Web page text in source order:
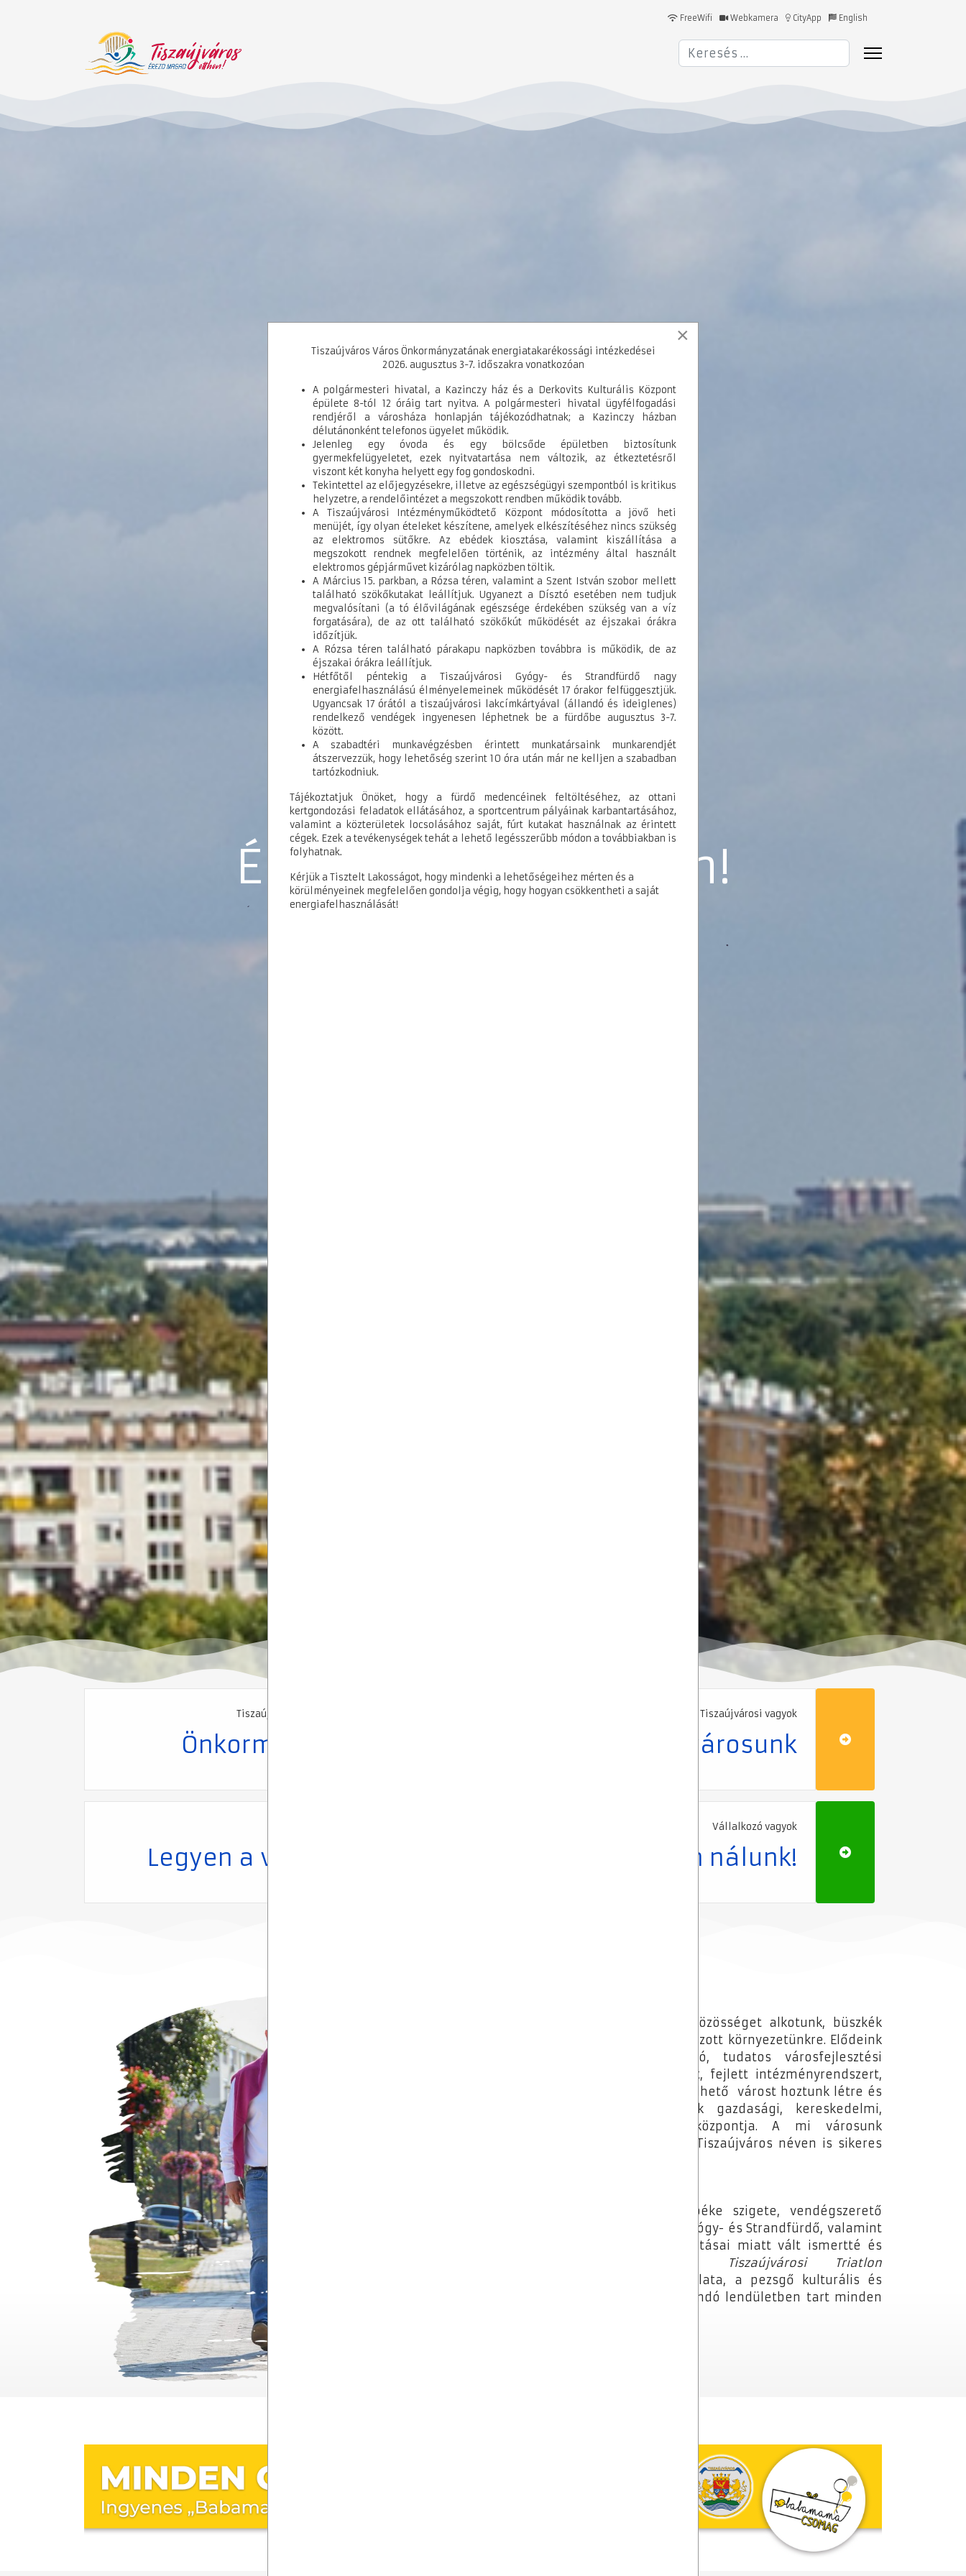
FreeWifi Webkamera CityApp English
Keresés...
Érezd magad otthon!
Tiszaújváros Város Önkormányzata
Önkormányzatunk
Tiszaújvárosi vagyok
A mi városunk
Legyen a vendégünk!
Vállalkozó vagyok
Vállalkozzon nálunk!
Mi, tiszaújvárosiak összetartó közösséget alkotunk, büszkék
vagyunk a biztonságos és gondozott környezetünkre. Elődeink
nyomdokain haladva, előrelátó, tudatos városfejlesztési
politikával kiváló infrastruktúrát, fejlett intézményrendszert,
európai színvonalú, esztétikus, élhető várost hoztunk létre és
működtetünk, mely a környék gazdasági, kereskedelmi,
kulturális és egészségügyi központja. A mi városunk
Tiszaszederkény, Leninváros és Tiszaújváros néven is sikeres
Városunk a nyugalom és a béke szigete, vendégszerető
emberek otthona. Nemcsak a Gyógy- és Strandfürdő, valamint
a Sportcentrum kiváló szolgáltatásai miatt vált ismertté és
Tiszaújvárosi Triatlon
utánozhatatlan hangulata, a pezsgő kulturális és
sportélet fiatalossá tesz és állandó lendületben tart minden
×
Tiszaújváros Város Önkormányzatának energiatakarékossági intézkedései
2026. augusztus 3-7. időszakra vonatkozóan
A polgármesteri hivatal, a Kazinczy ház és a Derkovits Kulturális Központ
épülete 8-tól 12 óráig tart nyitva. A polgármesteri hivatal ügyfélfogadási
rendjéről a városháza honlapján tájékozódhatnak; a Kazinczy házban
délutánonként telefonos ügyelet működik.
Jelenleg egy óvoda és egy bölcsőde épületben biztosítunk
gyermekfelügyeletet, ezek nyitvatartása nem változik, az étkeztetésről
viszont két konyha helyett egy fog gondoskodni.
Tekintettel az előjegyzésekre, illetve az egészségügyi szempontból is kritikus
helyzetre, a rendelőintézet a megszokott rendben működik tovább.
A Tiszaújvárosi Intézményműködtető Központ módosította a jövő heti
menüjét, így olyan ételeket készítene, amelyek elkészítéséhez nincs szükség
az elektromos sütőkre. Az ebédek kiosztása, valamint kiszállítása a
megszokott rendnek megfelelően történik, az intézmény által használt
elektromos gépjárművet kizárólag napközben töltik.
A Március 15. parkban, a Rózsa téren, valamint a Szent István szobor mellett
található szökőkutakat leállítjuk. Ugyanezt a Dísztó esetében nem tudjuk
megvalósítani (a tó élővilágának egészsége érdekében szükség van a víz
forgatására), de az ott található szökőkút működését az éjszakai órákra
időzítjük.
A Rózsa téren található párakapu napközben továbbra is működik, de az
éjszakai órákra leállítjuk.
Hétfőtől péntekig a Tiszaújvárosi Gyógy- és Strandfürdő nagy
energiafelhasználású élményelemeinek működését 17 órakor felfüggesztjük.
Ugyancsak 17 órától a tiszaújvárosi lakcímkártyával (állandó és ideiglenes)
rendelkező vendégek ingyenesen léphetnek be a fürdőbe augusztus 3-7.
között.
A szabadtéri munkavégzésben érintett munkatársaink munkarendjét
átszervezzük, hogy lehetőség szerint 10 óra után már ne kelljen a szabadban
tartózkodniuk.
Tájékoztatjuk Önöket, hogy a fürdő medencéinek feltöltéséhez, az ottani
kertgondozási feladatok ellátásához, a sportcentrum pályáinak karbantartásához,
valamint a közterületek locsolásához saját, fúrt kutakat használnak az érintett
cégek. Ezek a tevékenységek tehát a lehető legésszerűbb módon a továbbiakban is
folyhatnak.
Kérjük a Tisztelt Lakosságot, hogy mindenki a lehetőségeihez mérten és a
körülményeinek megfelelően gondolja végig, hogy hogyan csökkentheti a saját
energiafelhasználását!